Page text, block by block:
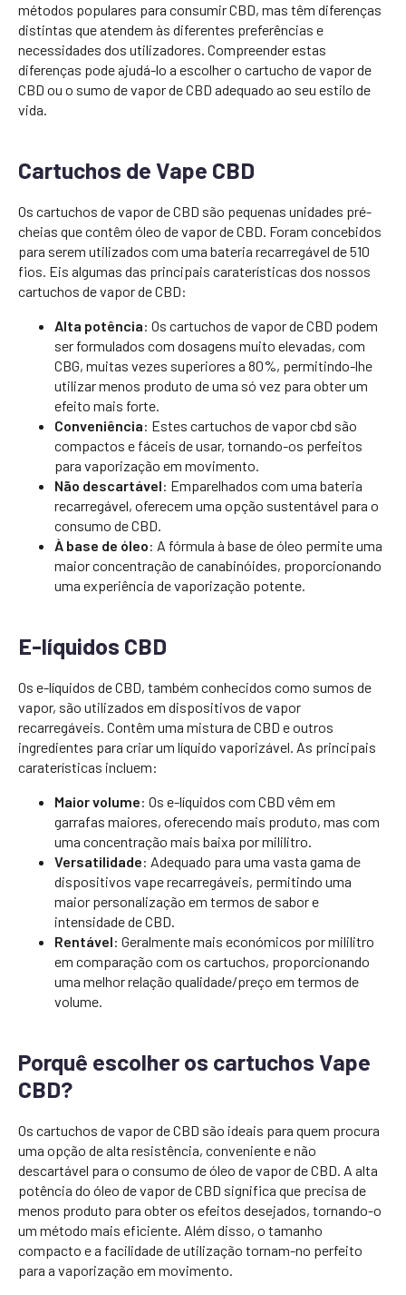
métodos populares para consumir CBD, mas têm diferenças
distintas que atendem às diferentes preferências e
necessidades dos utilizadores. Compreender estas
diferenças pode ajudá-lo a escolher o cartucho de vapor de
CBD ou o sumo de vapor de CBD adequado ao seu estilo de
vida.
Cartuchos de Vape CBD
Os cartuchos de vapor de CBD são pequenas unidades pré-
cheias que contêm óleo de vapor de CBD. Foram concebidos
para serem utilizados com uma bateria recarregável de 510
fios. Eis algumas das principais caraterísticas dos nossos
cartuchos de vapor de CBD:
Alta potência: Os cartuchos de vapor de CBD podem
ser formulados com dosagens muito elevadas, com
CBG, muitas vezes superiores a 80%, permitindo-lhe
utilizar menos produto de uma só vez para obter um
efeito mais forte.
Conveniência: Estes cartuchos de vapor cbd são
compactos e fáceis de usar, tornando-os perfeitos
para vaporização em movimento.
Não descartável: Emparelhados com uma bateria
recarregável, oferecem uma opção sustentável para o
consumo de CBD.
À base de óleo: A fórmula à base de óleo permite uma
maior concentração de canabinóides, proporcionando
uma experiência de vaporização potente.
E-líquidos CBD
Os e-líquidos de CBD, também conhecidos como sumos de
vapor, são utilizados em dispositivos de vapor
recarregáveis. Contêm uma mistura de CBD e outros
ingredientes para criar um líquido vaporizável. As principais
caraterísticas incluem:
Maior volume: Os e-líquidos com CBD vêm em
garrafas maiores, oferecendo mais produto, mas com
uma concentração mais baixa por mililitro.
Versatilidade: Adequado para uma vasta gama de
dispositivos vape recarregáveis, permitindo uma
maior personalização em termos de sabor e
intensidade de CBD.
Rentável: Geralmente mais económicos por mililitro
em comparação com os cartuchos, proporcionando
uma melhor relação qualidade/preço em termos de
volume.
Porquê escolher os cartuchos Vape
CBD?
Os cartuchos de vapor de CBD são ideais para quem procura
uma opção de alta resistência, conveniente e não
descartável para o consumo de óleo de vapor de CBD. A alta
potência do óleo de vapor de CBD significa que precisa de
menos produto para obter os efeitos desejados, tornando-o
um método mais eficiente. Além disso, o tamanho
compacto e a facilidade de utilização tornam-no perfeito
para a vaporização em movimento.